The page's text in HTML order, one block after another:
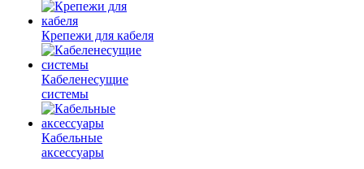
Крепежи для кабеля
Кабеленесущие
системы
Кабельные
аксессуары